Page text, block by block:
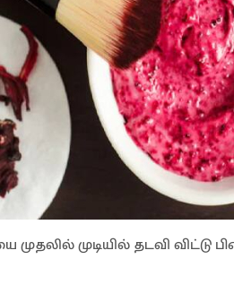
முடியில் தடவி விட்டு